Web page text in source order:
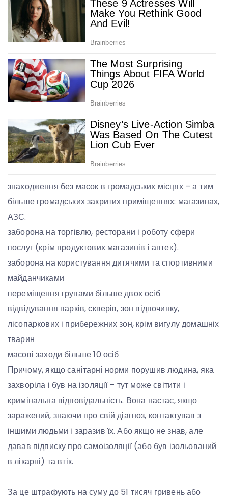
знаходження без масок в громадських місцях – а тим
більше громадських закритих приміщеннях: магазинах,
АЗС.
заборона на торгівлю, ресторани і роботу сфери
послуг (крім продуктових магазинів і аптек).
заборона на користування дитячими та спортивними
майданчиками
переміщення групами більше двох осіб
відвідування парків, скверів, зон відпочинку,
лісопаркових і прибережних зон, крім вигулу домашніх
тварин
масові заходи більше 10 осіб
Причому, якщо санітарні норми порушив людина, яка
захворіла і був на ізоляції – тут може світити і
кримінальна відповідальність. Вона настає, якщо
заражений, знаючи про свій діагноз, контактував з
іншими людьми і заразив їх. Або якщо не знав, але
давав підписку про самоізоляції (або був ізольований
в лікарні) та втік.
За це штрафують на суму до 51 тисяч гривень або